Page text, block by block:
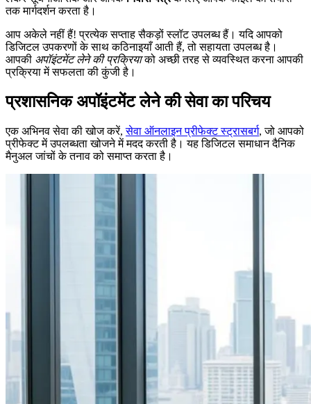
तक मार्गदर्शन करता है।
आप अकेले नहीं हैं! प्रत्येक सप्ताह सैकड़ों स्लॉट उपलब्ध हैं। यदि आपको
डिजिटल उपकरणों के साथ कठिनाइयाँ आती हैं, तो सहायता उपलब्ध है।
आपकी अपॉइंटमेंट लेने की प्रक्रियाको अच्छी तरह से व्यवस्थित करना आपकी
प्रक्रिया में सफलता की कुंजी है।
प्रशासनिक अपॉइंटमेंट लेने की सेवा का परिचय
एक अभिनव सेवा की खोज करें,सेवा ऑनलाइन प्रीफेक्ट स्ट्रासबर्ग, जो आपको
प्रीफेक्ट में उपलब्धता खोजने में मदद करती है। यह डिजिटल समाधान दैनिक
मैनुअल जांचों के तनाव को समाप्त करता है।